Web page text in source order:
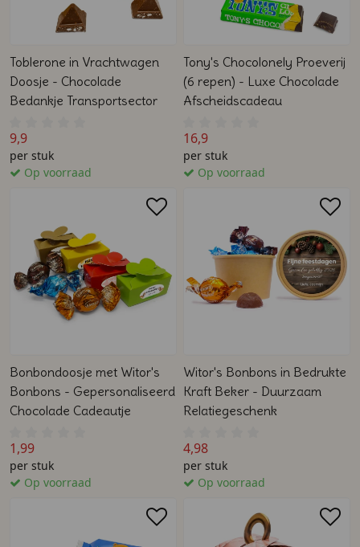
Toblerone in Vrachtwagen
Doosje - Chocolade
Bedankje Transportsector
9,9
per stuk
Op voorraad
Tony's Chocolonely Proeverij
(6 repen) - Luxe Chocolade
Afscheidscadeau
16,9
per stuk
Op voorraad
Bonbondoosje met Witor's
Bonbons - Gepersonaliseerd
Chocolade Cadeautje
1,99
per stuk
Op voorraad
Witor's Bonbons in Bedrukte
Kraft Beker - Duurzaam
Relatiegeschenk
4,98
per stuk
Op voorraad